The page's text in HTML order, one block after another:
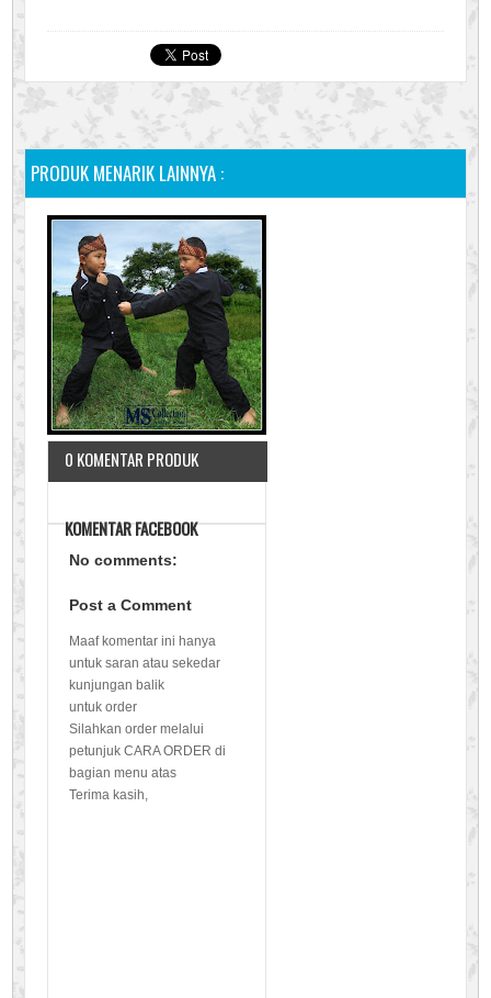
PRODUK MENARIK LAINNYA :
0 KOMENTAR PRODUK
KOMENTAR FACEBOOK
No comments:
Post a Comment
Maaf komentar ini hanya
untuk saran atau sekedar
kunjungan balik
untuk order
Silahkan order melalui
petunjuk CARA ORDER di
bagian menu atas
Terima kasih,